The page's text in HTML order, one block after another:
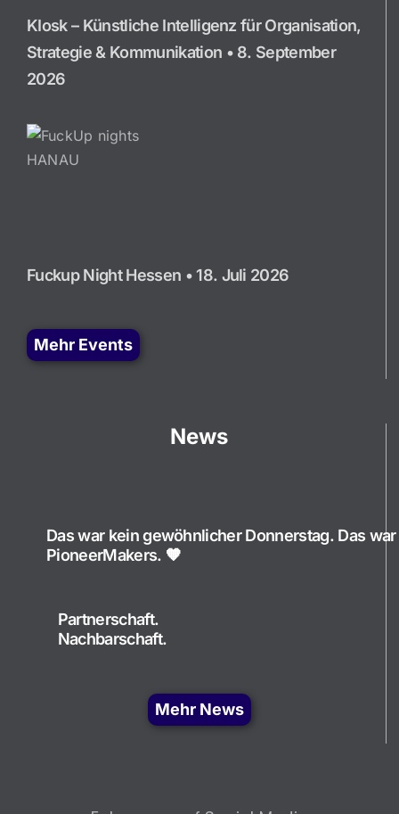
KIosk – Künstliche Intelligenz für Organisation,
Strategie & Kommunikation • 8. September
2026
Fuckup Night Hessen • 18. Juli 2026
Mehr Events
News
Das war kein gewöhnlicher Donnerstag. Das war
PioneerMakers. 🧡
Partnerschaft.
Nachbarschaft.
Mehr News